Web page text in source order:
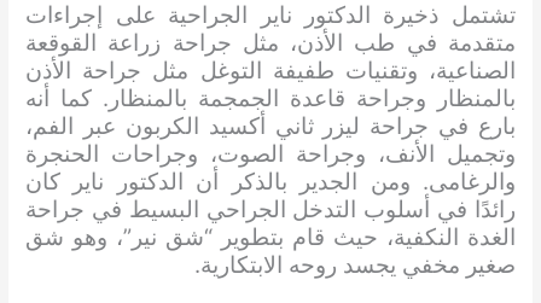
تشتمل ذخيرة الدكتور ناير الجراحية على إجراءات
متقدمة في طب الأذن، مثل جراحة زراعة القوقعة
الصناعية، وتقنيات طفيفة التوغل مثل جراحة الأذن
بالمنظار وجراحة قاعدة الجمجمة بالمنظار. كما أنه
بارع في جراحة ليزر ثاني أكسيد الكربون عبر الفم،
وتجميل الأنف، وجراحة الصوت، وجراحات الحنجرة
والرغامى. ومن الجدير بالذكر أن الدكتور ناير كان
رائدًا في أسلوب التدخل الجراحي البسيط في جراحة
الغدة النكفية، حيث قام بتطوير “شق نير”، وهو شق
صغير مخفي يجسد روحه الابتكارية.